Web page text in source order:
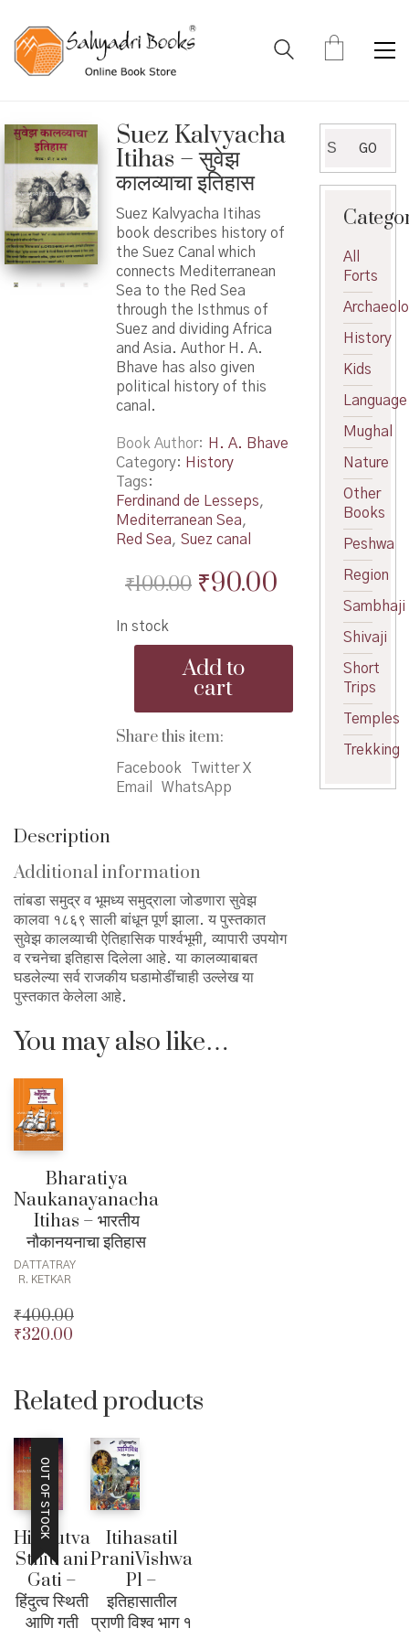
Suez Kalvyacha
Itihas – सुवेझ
कालव्याचा इतिहास
Suez Kalvyacha Itihas
book describes history of
the Suez Canal which
connects Mediterranean
Sea to the Red Sea
through the Isthmus of
Suez and dividing Africa
and Asia. Author H. A.
Bhave has also given
political history of this
canal.
Book Author
H. A. Bhave
Category: History
Tags:
Ferdinand de Lesseps,
Mediterranean Sea,
Red Sea, Suez canal
₹100.00 Original
was:
₹100.00.
₹90.00Current
is:
₹90.00.
In stock
Kalvyacha
सुवेझ
इतिहास
quantity
Add to
cart
Share this item:
Facebook
Twitter X
Email
WhatsApp
Description
Additional information
तांबडा समुद्र व भूमध्य समुद्राला जोडणारा सुवेझ
कालवा १८६९ साली बांधून पूर्ण झाला. य पुस्तकात
सुवेझ कालव्याची ऐतिहासिक पार्श्वभूमी, व्यापारी उपयोग
व रचनेचा इतिहास दिलेला आहे. या कालव्याबाबत
घडलेल्या सर्व राजकीय घडामोडींचाही उल्लेख या
पुस्तकात केलेला आहे.
You may also like…
Bharatiya
Naukanayanacha
Itihas – भारतीय
नौकानयनाचा इतिहास
DATTATRAY
R. KETKAR
₹400.00
Original
₹400.00.
₹320.00
is:
₹320.00.
Related products
OUT OF STOCK
Hindutva
Sthiti ani
Gati –
हिंदुत्व स्थिती
आणि गती
Itihasatil
PraniVishwa
P1 –
इतिहासातील
प्राणी विश्व भाग १
for:
GO
All
Forts
History
Kids
Language
Mughal
Nature
Other
Books
Peshwa
Region
Sambhaji
Shivaji
Short
Trips
Temples
Trekking